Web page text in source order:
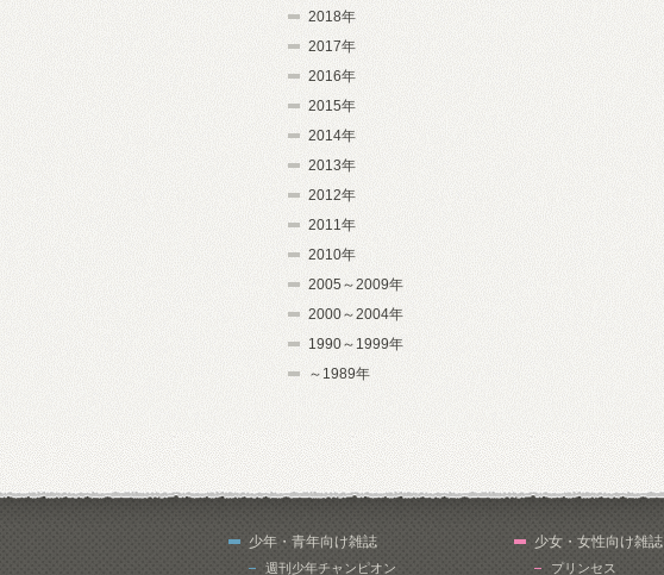
2018年
2017年
2016年
2015年
2014年
2013年
2012年
2011年
2010年
2005～2009年
2000～2004年
1990～1999年
～1989年
少年・青年向け雑誌
週刊少年チャンピオン
少女・女性向け雑誌
プリンセス